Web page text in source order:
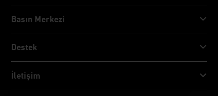
GeForce RTX™ 40 Series
GeForce RTX™ 30 Series
NVIDIA Jetson Orin™ Nano Super
Basın Merkezi
Sosyal Medya
Ödül & İnceleme
Destek
İNDİR
ThunderMaster
İletişim